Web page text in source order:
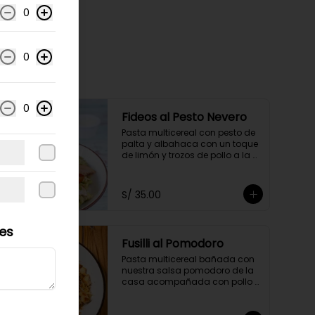
Fideos al Pesto Nevero
Pasta multicereal con pesto de
palta y albahaca con un toque
de limón y trozos de pollo a la
parmesano.
S/ 35.00
Fusilli al Pomodoro
Pasta multicereal bañada con
nuestra salsa pomodoro de la
casa acompañada con pollo
0
0
0